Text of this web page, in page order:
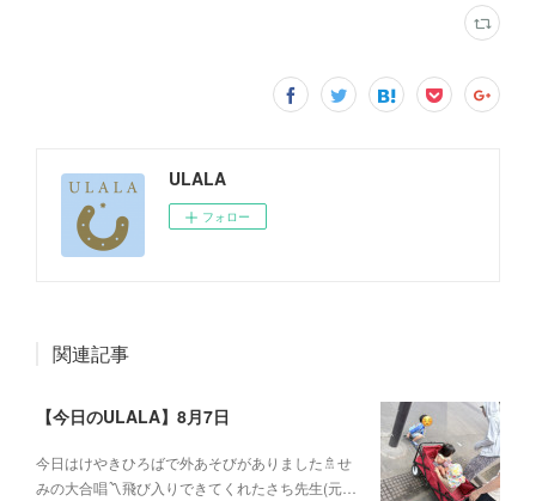
ULALA
フォロー
関連記事
【今日のULALA】8月7日
今日はけやきひろばで外あそびがありました🚿せ
みの大合唱〽飛び入りできてくれたさち先生(元…